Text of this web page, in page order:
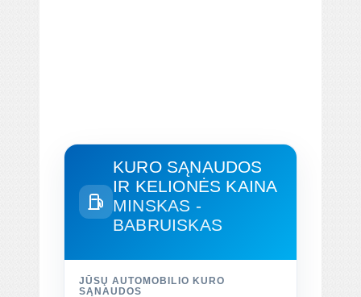
KURO SĄNAUDOS
IR KELIONĖS KAINA
MINSKAS -
BABRUISKAS
JŪSŲ AUTOMOBILIO KURO
SĄNAUDOS